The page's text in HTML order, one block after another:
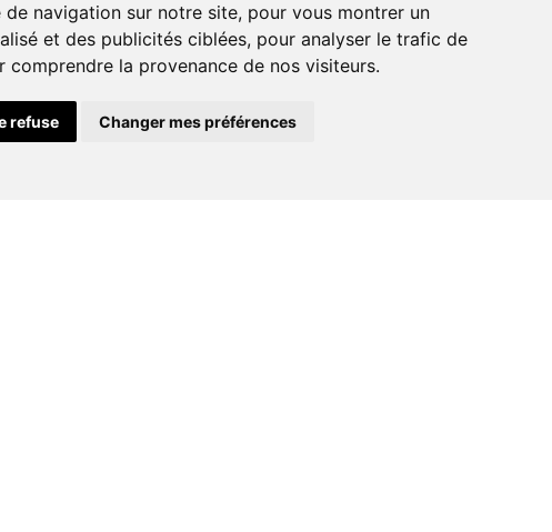
navigation sur notre site, pour vous montrer un
et des publicités ciblées, pour analyser le trafic de
comprendre la provenance de nos visiteurs.
refuse Changer mes préférences
Plomberie